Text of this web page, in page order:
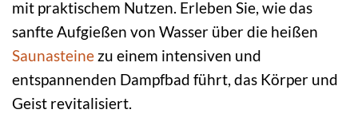
mit praktischem Nutzen. Erleben Sie, wie das
sanfte Aufgießen von Wasser über die heißen
Saunasteine zu einem intensiven und
entspannenden Dampfbad führt, das Körper und
Geist revitalisiert.